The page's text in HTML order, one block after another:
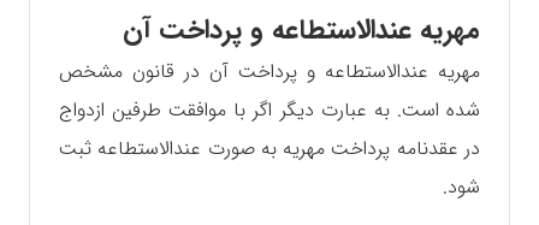
مهریه عندالاستطاعه و پرداخت آن
مهریه عندالاستطاعه و پرداخت آن در قانون مشخص
شده است. به عبارت دیگر اگر با موافقت طرفین ازدواج
در عقدنامه پرداخت مهریه به صورت عندالاستطاعه ثبت
شود.